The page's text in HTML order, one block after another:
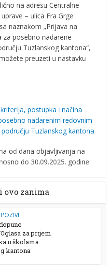
na adresu Centralne
– ulica Fra Grge
naznakom „Prijava na
za posebno nadarene
Tuzlanskog kantona“,
preuzeti u nastavku
postupka i načina
nadarenim redovnim
Tuzlanskog kantona
od dana objavljivanja na
do 30.09.2025. godine.
ovo zanima
za prijem
u školama
kantona